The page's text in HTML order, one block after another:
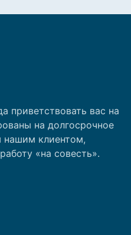
приветствовать вас на
на долгосрочное
нашим клиентом,
«на совесть».